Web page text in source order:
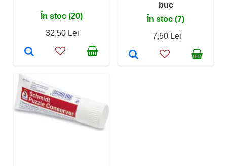
În stoc (20)
32,50 Lei
buc
În stoc (7)
7,50 Lei